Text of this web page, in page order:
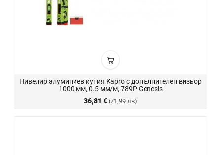
Нивелир алуминиев кутия Kapro с допълнителен визьор
1000 мм, 0.5 мм/м, 789P Genesis
36,81 € (71,99 лв)